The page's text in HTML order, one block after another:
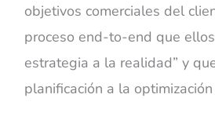
objetivos comerciales del
proceso end-to-end que
estrategia a la realidad” y
planificación a la